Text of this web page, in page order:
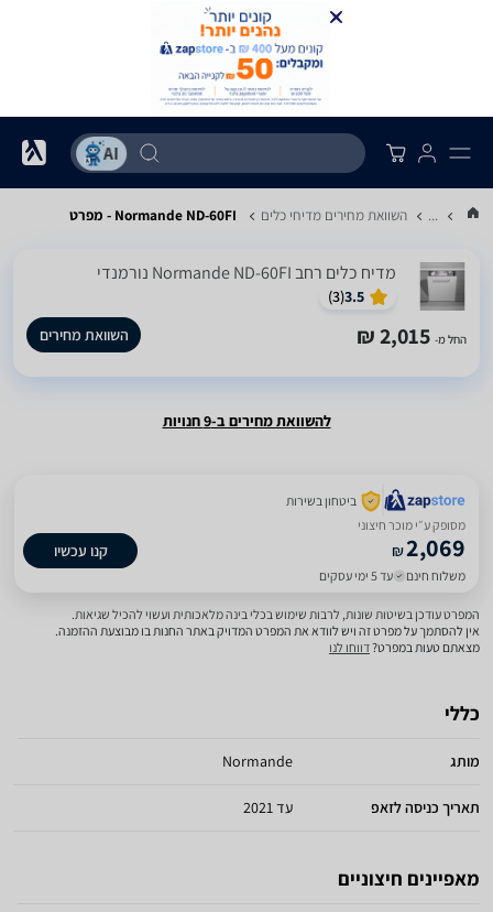
... השוואת מחירים מדיחי כלים Normande ND-60FI - מפרט
מדיח כלים ‏רחב Normande ND-60FI נורמנדי
3.5
(
3
)
החל מ- 2,015 ₪ השוואת מחירים
להשוואת מחירים ב-9 חנויות
ביטחון בשירות
מסופק ע״י מוכר חיצוני
₪2,069
משלוח חינם עד 5 ימי עסקים
קנו עכשיו
המפרט עודכן בשיטות שונות, לרבות שימוש בכלי בינה מלאכותית ועשוי להכיל שגיאות.
אין להסתמך על מפרט זה ויש לוודא את המפרט המדויק באתר החנות בו מבוצעת ההזמנה.
מצאתם טעות במפרט?דווחו לנו
כללי
מותג Normande
תאריך כניסה לזאפ עד 2021
מאפיינים חיצוניים